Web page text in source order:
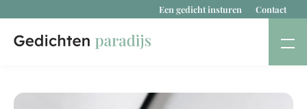
Een gedicht insturen Contact